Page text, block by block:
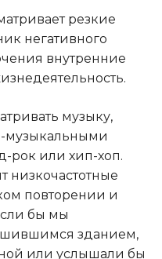
резкие
негативного
внутренние
музыку,
музыкальными
рок или хип-хоп.
низкочастотные
повторении и
бы мы
зданием,
или услышали бы